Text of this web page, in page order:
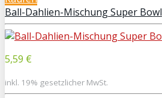
Ball-Dahlien-Mischung Super Bowl
5,59 €
inkl. 19% gesetzlicher MwSt.